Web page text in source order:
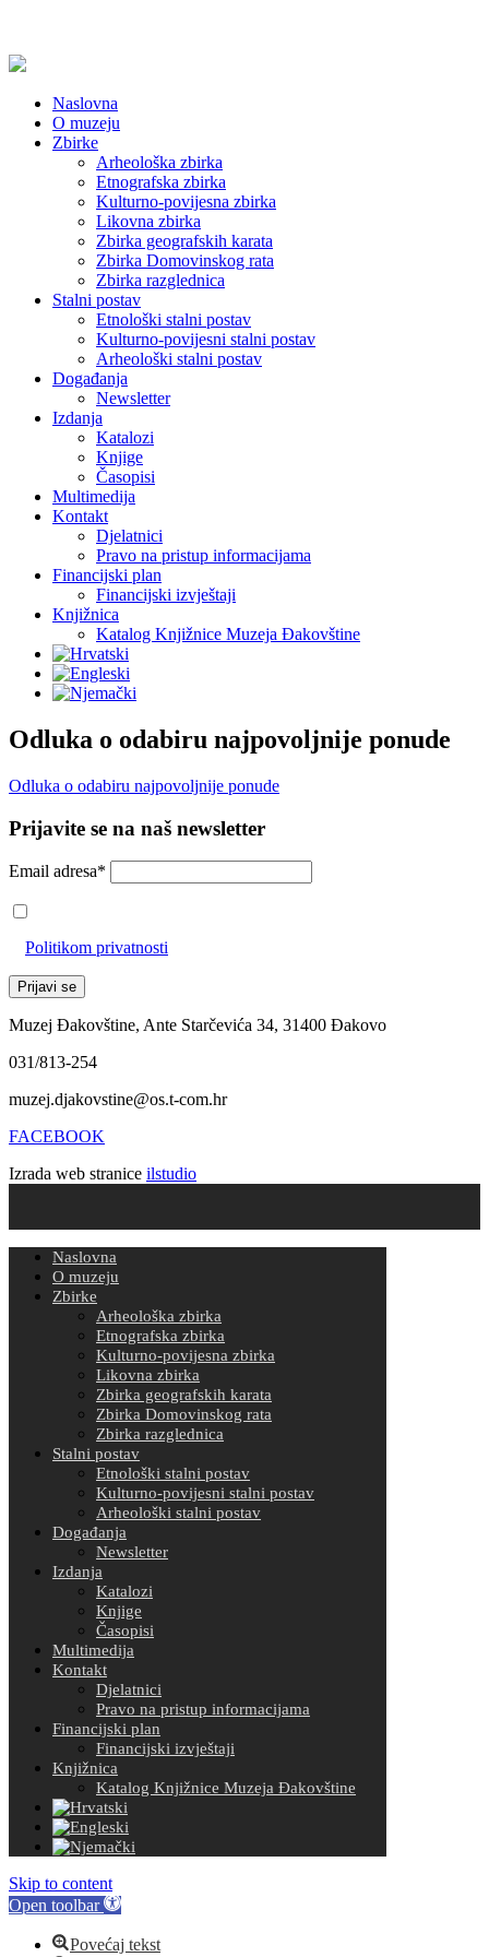
Naslovna
O muzeju
Zbirke
Arheološka zbirka
Etnografska zbirka
Kulturno-povijesna zbirka
Likovna zbirka
Zbirka geografskih karata
Zbirka Domovinskog rata
Zbirka razglednica
Stalni postav
Etnološki stalni postav
Kulturno-povijesni stalni postav
Arheološki stalni postav
Događanja
Newsletter
Izdanja
Katalozi
Knjige
Časopisi
Multimedija
Kontakt
Djelatnici
Pravo na pristup informacijama
Financijski plan
Financijski izvještaji
Knjižnica
Katalog Knjižnice Muzeja Đakovštine
Odluka o odabiru najpovoljnije ponude
Odluka o odabiru najpovoljnije ponude
Prijavite se na naš newsletter
Email adresa*
Politikom privatnosti
Muzej Đakovštine, Ante Starčevića 34, 31400 Đakovo
031/813-254
muzej.djakovstine@os.t-com.hr
FACEBOOK
Izrada web stranice ilstudio
Naslovna
O muzeju
Zbirke
Arheološka zbirka
Etnografska zbirka
Kulturno-povijesna zbirka
Likovna zbirka
Zbirka geografskih karata
Zbirka Domovinskog rata
Zbirka razglednica
Stalni postav
Etnološki stalni postav
Kulturno-povijesni stalni postav
Arheološki stalni postav
Događanja
Newsletter
Izdanja
Katalozi
Knjige
Časopisi
Multimedija
Kontakt
Djelatnici
Pravo na pristup informacijama
Financijski plan
Financijski izvještaji
Knjižnica
Katalog Knjižnice Muzeja Đakovštine
Skip to content
Open toolbar
Povećaj tekst